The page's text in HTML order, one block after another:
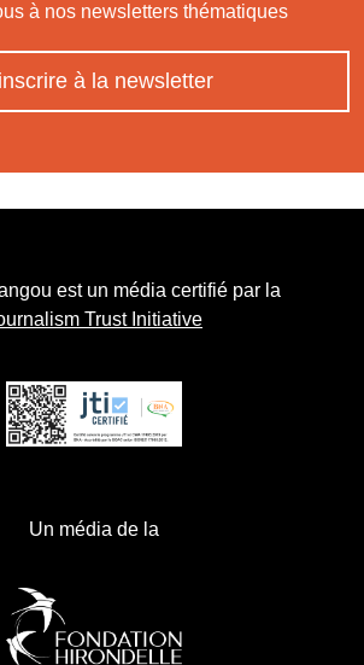
à nos newsletters thématiques
à la newsletter
est un média certifié par la
Trust Initiative
Un média de la